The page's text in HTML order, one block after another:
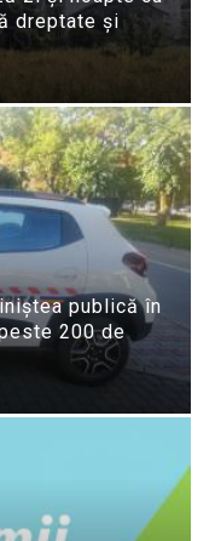
dreptate și
publică în
200 de